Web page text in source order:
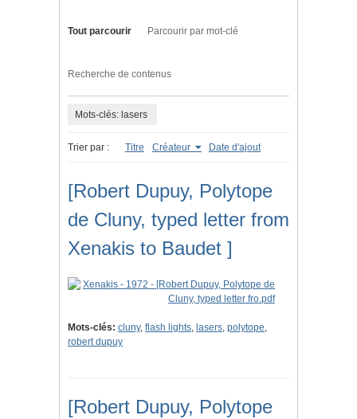
Tout parcourir Parcourir par mot-clé
Recherche de contenus
Mots-clés: lasers
Trier par : Titre Créateur Date d'ajout
[Robert Dupuy, Polytope
de Cluny, typed letter from
Xenakis to Baudet ]
Mots-clés: cluny, flash lights, lasers, polytope,
robert dupuy
[Robert Dupuy, Polytope